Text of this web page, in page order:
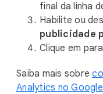
final da linha
Habilite ou
publicidade
Clique em
Saiba mais sobre
Analytics no